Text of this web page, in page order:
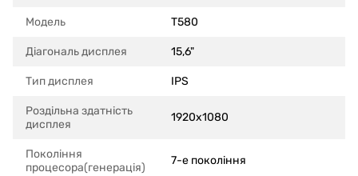
Модель T580
Діагональ дисплея 15,6"
Тип дисплея IPS
Роздільна здатність
дисплея
1920x1080
Покоління
процесора(генерація)
7-е покоління